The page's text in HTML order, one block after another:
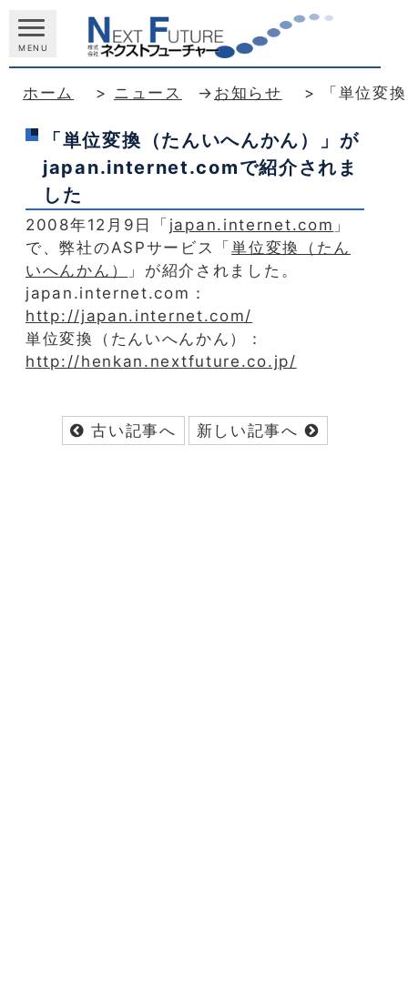
MENU
ホーム > ニュース → お知らせ > 「単位変
「単位変換（たんいへんかん）」が
japan.internet.comで紹介されま
した
2008年12月9日「 japan.internet.com 」
で、弊社のASPサービス「単位変換（たん
いへんかん）
」が紹介されました。
japan.internet.com：
http://japan.internet.com/
単位変換（たんいへんかん）：
http://henkan.nextfuture.co.jp/
古い記事へ 新しい記事へ